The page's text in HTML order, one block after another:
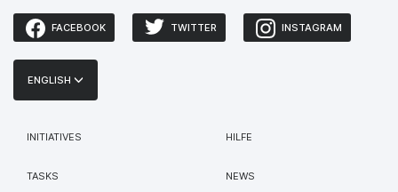
FACEBOOK TWITTER INSTAGRAM
ENGLISH
INITIATIVES
TASKS
HILFE
NEWS